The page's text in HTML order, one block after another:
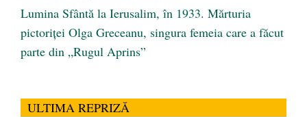
Lumina Sfântă la Ierusalim, în 1933. Mărturia
pictoriței Olga Greceanu, singura femeia care a făcut
parte din „Rugul Aprins”
ULTIMA REPRIZĂ